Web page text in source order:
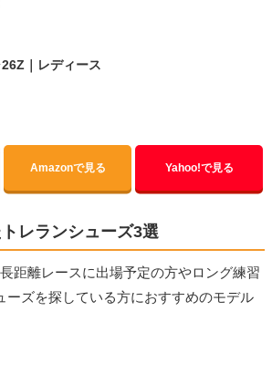
｜レディース
Amazonで見る Yahoo!で見る
レランシューズ3選
距離レースに出場予定の方やロング練習
ーズを探している方におすすめのモデル